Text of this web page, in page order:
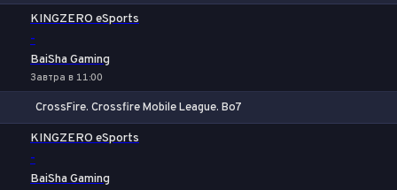
KINGZERO eSports
-
BaiSha Gaming
Завтра в 11:00
CrossFire. Crossfire Mobile League. Bo7
KINGZERO eSports
-
BaiSha Gaming